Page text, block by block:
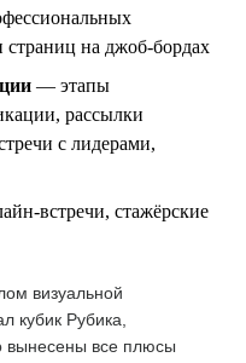
на джоб-бордах
— этапы
рассылки
с лидерами,
встречи, стажёрские
визуальной
кубик Рубика,
вынесены все плюсы